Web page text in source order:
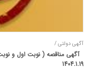
آگهی دولتی /
آگهی مناقصه ( نوبت اول و
1404.1.19